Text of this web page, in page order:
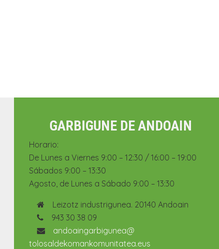
GARBIGUNE DE ANDOAIN
Horario:
De Lunes a Viernes 9:00 – 12:30 / 16:00 – 19:00
Sábados 9:00 – 13:30
Agosto, de Lunes a Sábado 9:00 – 13:30
Leizotz industrigunea. 20140 Andoain
943 30 38 09
andoaingarbigunea@
tolosaldekomankomunitatea.eus